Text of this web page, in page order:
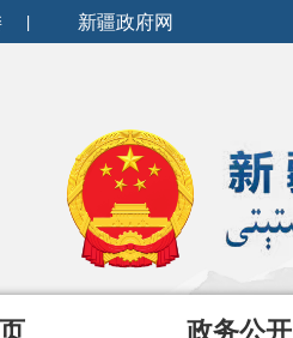
| 新疆政府网